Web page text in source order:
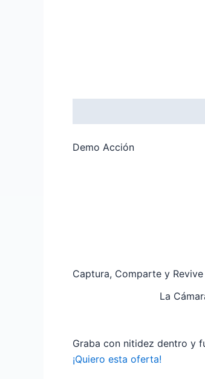
Demo Acción
Captura, Comparte y
La
Graba con nitidez dentro y
¡Quiero esta oferta!